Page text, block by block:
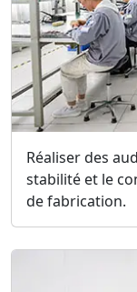
Réaliser des
stabilité et le
de fabrication.